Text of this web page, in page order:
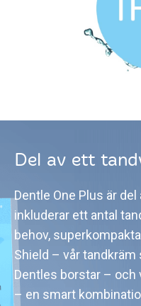
Del av ett
Dentle One Plus är
inkluderar ett antal
behov,
Shield – vår
Dentles borstar – och
– en smart